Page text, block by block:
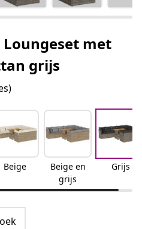
Loungeset met
grijs
Beige
Beige en
grijs
Grijs